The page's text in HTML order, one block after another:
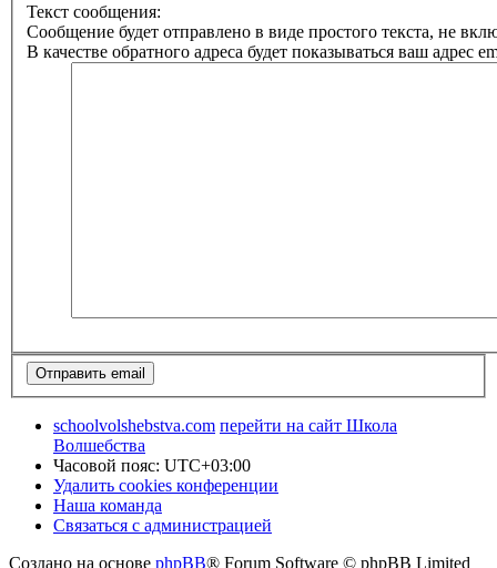
Текст сообщения:
Сообщение будет отправлено в виде простого текста, не
В качестве обратного адреса будет показываться ваш адрес
schoolvolshebstva.com перейти на сайт Школа
Волшебства
Часовой пояс: UTC+03:00
Удалить cookies конференции
Наша команда
Связаться с администрацией
Создано на основе phpBB® Forum Software © phpBB Limited